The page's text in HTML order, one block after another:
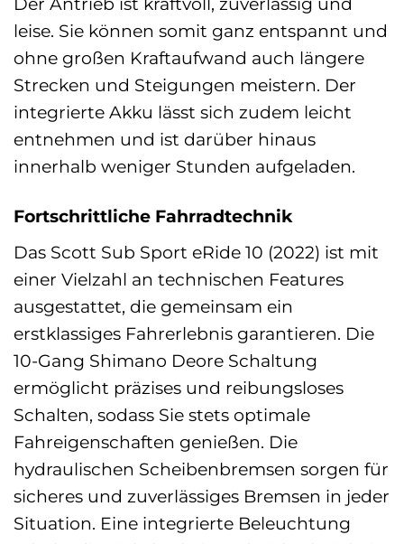
leise. Sie können somit ganz entspannt und
ohne großen Kraftaufwand auch längere
Strecken und Steigungen meistern. Der
integrierte Akku lässt sich zudem leicht
entnehmen und ist darüber hinaus
innerhalb weniger Stunden aufgeladen.
Fortschrittliche Fahrradtechnik
Das Scott Sub Sport eRide 10 (2022) ist mit
einer Vielzahl an technischen Features
ausgestattet, die gemeinsam ein
erstklassiges Fahrerlebnis garantieren. Die
10-Gang Shimano Deore Schaltung
ermöglicht präzises und reibungsloses
Schalten, sodass Sie stets optimale
Fahreigenschaften genießen. Die
hydraulischen Scheibenbremsen sorgen für
sicheres und zuverlässiges Bremsen in jeder
Situation. Eine integrierte Beleuchtung